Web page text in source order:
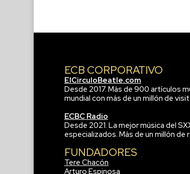
ECB CORPORATIVO
ElCirculoBeatle.com
Desde 2017. Más de 900 artículos
mundial con más de un millón de
ECBC Radio
Desde 2021. La mejor música del
especializados. Más de un millón de
FUNDADORES
Tere Chacón
Arturo Espinosa